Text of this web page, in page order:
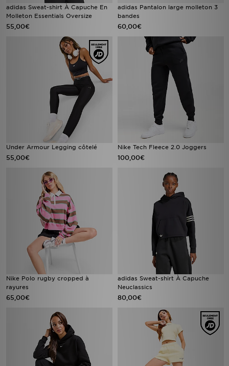
adidas Sweat-shirt À Capuche En
Molleton Essentials Oversize
55,00€
adidas Pantalon large molleton 3
bandes
60,00€
Under Armour Legging côtelé
55,00€
Nike Tech Fleece 2.0 Joggers
100,00€
Nike Polo rugby cropped à
rayures
65,00€
adidas Sweat-shirt À Capuche
Neuclassics
80,00€